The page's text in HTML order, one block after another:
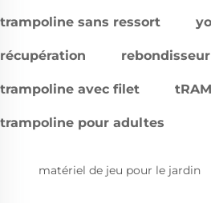
trampoline sans ressort
récupération rebondisseur
trampoline avec filet
trampoline pour adultes
matériel de jeu pour le jardin